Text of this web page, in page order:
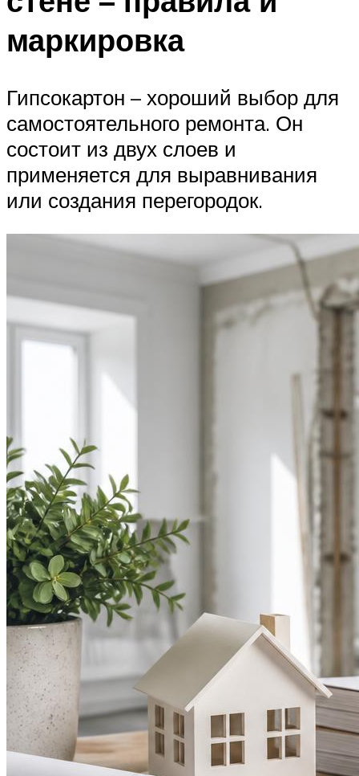
маркировка
Гипсокартон – хороший выбор для
самостоятельного ремонта. Он
состоит из двух слоев и
применяется для выравнивания
или создания перегородок.